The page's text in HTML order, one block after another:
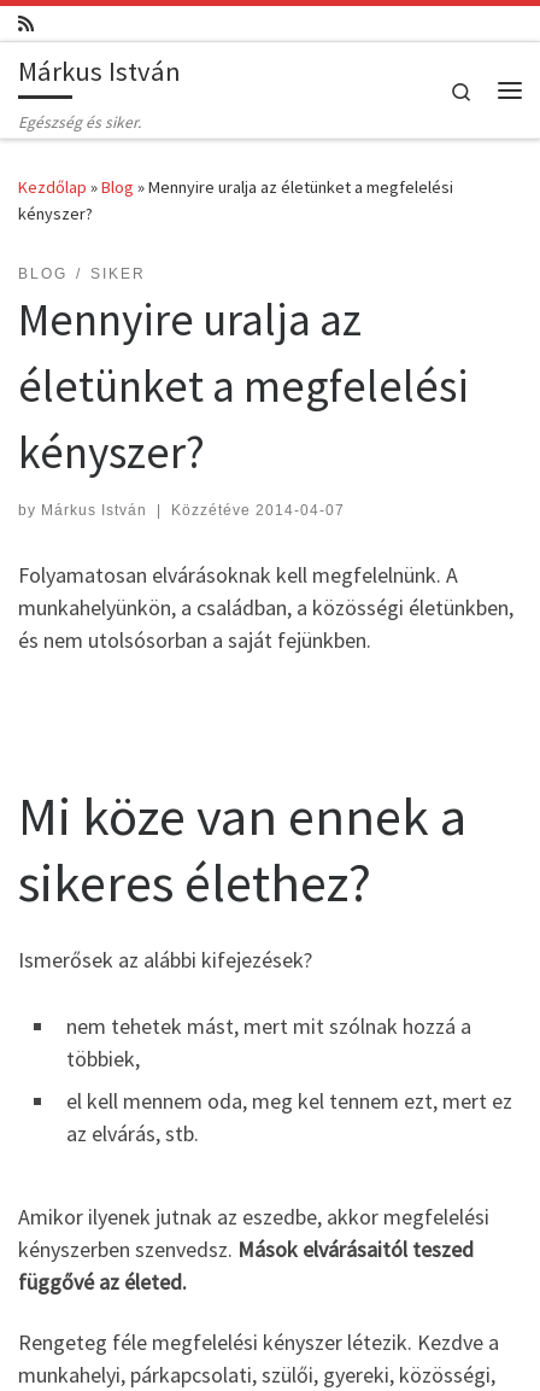
Skip to content
Márkus István
Egészség és siker.
Search
Kezdőlap »Blog »Mennyire uralja az életünket a megfelelési
kényszer?
BLOG SIKER
Mennyire uralja az
életünket a megfelelési
kényszer?
by Márkus István Közzétéve 2014-04-07
Folyamatosan elvárásoknak kell megfelelnünk. A
munkahelyünkön, a családban, a közösségi életünkben,
és nem utolsósorban a saját fejünkben.
Mi köze van ennek a
sikeres élethez?
Ismerősek az alábbi kifejezések?
nem tehetek mást, mert mit szólnak hozzá a
többiek,
el kell mennem oda, meg kel tennem ezt, mert ez
az elvárás, stb.
Amikor ilyenek jutnak az eszedbe, akkor megfelelési
kényszerben szenvedsz. Mások elvárásaitól teszed
függővé az életed.
Rengeteg féle megfelelési kényszer létezik. Kezdve a
munkahelyi, párkapcsolati, szülői, gyereki, közösségi,